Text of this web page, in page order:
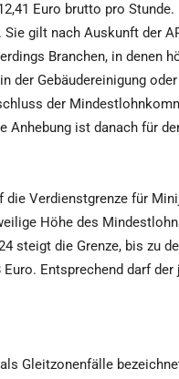
Euro brutto pro
gilt nach Auskunft der
Branchen, in denen
der Gebäudereinigung
der
ist danach für
Verdienstgrenze für
Höhe des
steigt die Grenze, bis zu
Entsprechend darf
Gleitzonenfälle